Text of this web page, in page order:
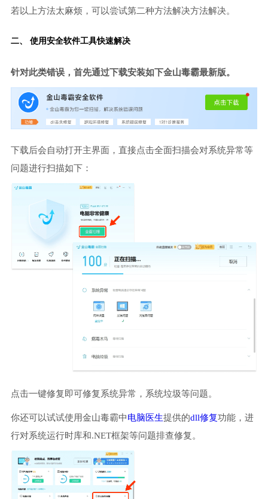
若以上方法太麻烦，可以尝试第二种方法解决方法解决。
二、 使用安全软件工具快速解决
针对此类错误，首先通过下载安装如下金山毒霸最新版。
下载后会自动打开主界面，直接点击全面扫描会对系统异常等
问题进行扫描如下：
点击一键修复即可修复系统异常，系统垃圾等问题。
你还可以试试使用金山毒霸中电脑医生提供的dll修复功能，进
行对系统运行时库和.NET框架等问题排查修复。